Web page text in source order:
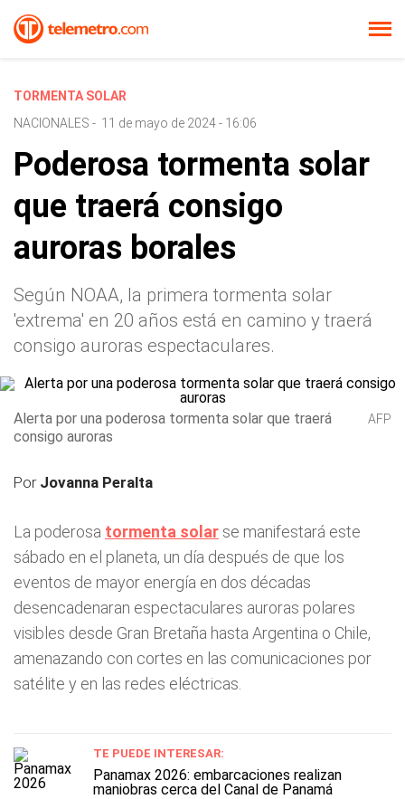
TORMENTA SOLAR
NACIONALES - 11 de mayo de 2024 - 16:06
Poderosa tormenta solar
que traerá consigo
auroras borales
Según NOAA, la primera tormenta solar
'extrema' en 20 años está en camino y traerá
consigo auroras espectaculares.
Alerta por una poderosa tormenta solar que traerá
consigo auroras
AFP
Por Jovanna Peralta
La poderosa tormenta solar se manifestará este
sábado en el planeta, un día después de que los
eventos de mayor energía en dos décadas
desencadenaran espectaculares auroras polares
visibles desde Gran Bretaña hasta Argentina o Chile,
amenazando con cortes en las comunicaciones por
satélite y en las redes eléctricas.
TE PUEDE INTERESAR:
Panamax 2026: embarcaciones realizan
maniobras cerca del Canal de Panamá